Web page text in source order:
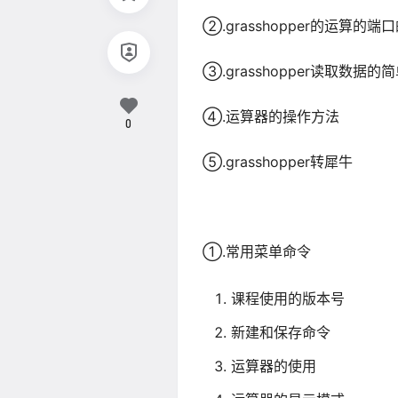
②.grasshopper的运算的端口
③.grasshopper读取数据的简
④.运算器的操作方法
⑤.grasshopper转犀牛
①.常用菜单命令
课程使用的版本号
新建和保存命令
运算器的使用
0